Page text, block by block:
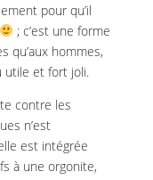
pour qu’il
; c’est une forme
qu’aux hommes,
utile et fort joli.
contre les
n’est
est intégrée
à une orgonite,